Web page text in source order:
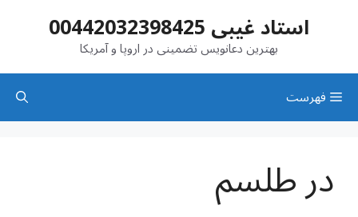
استاد غیبی 00442032398425
بهترین دعانویس تضمینی در اروپا و آمریکا
فهرست
در طلسم